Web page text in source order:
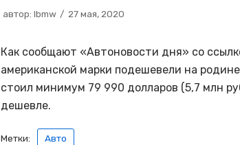
автор: lbmw 27 мая, 2020
Как сообщают «Автоновости дня» со
американской марки подешевели на
стоил минимум 79 990 долларов (5,7 млн
дешевле.
Метки: Авто